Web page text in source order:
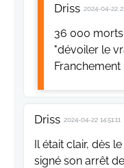
Driss 2024-04-22
36 000
"dévoiler le
Franchement
Driss 2024-04-22 14:51:11
Il était clair, dès
signé son arrêt